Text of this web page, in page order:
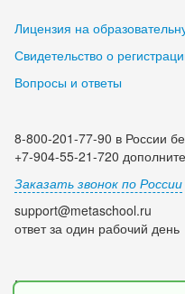
Лицензия на
Свидетельство о
Вопросы и ответы
8-800-201-77-90 в России
+7-904-55-21-720
Заказать звонок по России
support@metaschool.ru
ответ за один рабочий день
Мы в социальных сетях: